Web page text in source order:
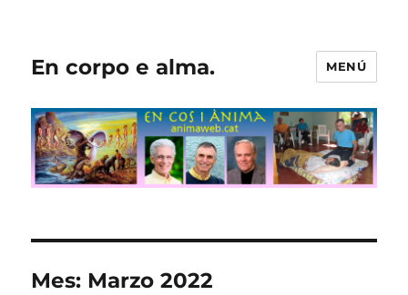
En corpo e alma. MENÚ
Mes: Marzo 2022